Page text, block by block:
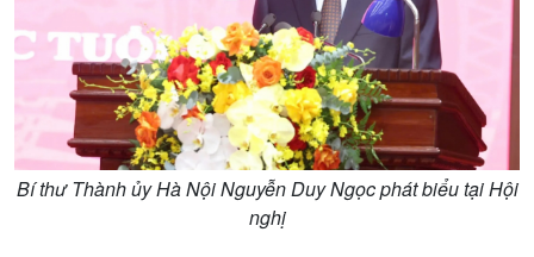
Nông nghiệp & Biển đảo
Bí thư Thành ủy Hà Nội Nguyễn Duy Ngọc phát biểu tại Hội
nghị